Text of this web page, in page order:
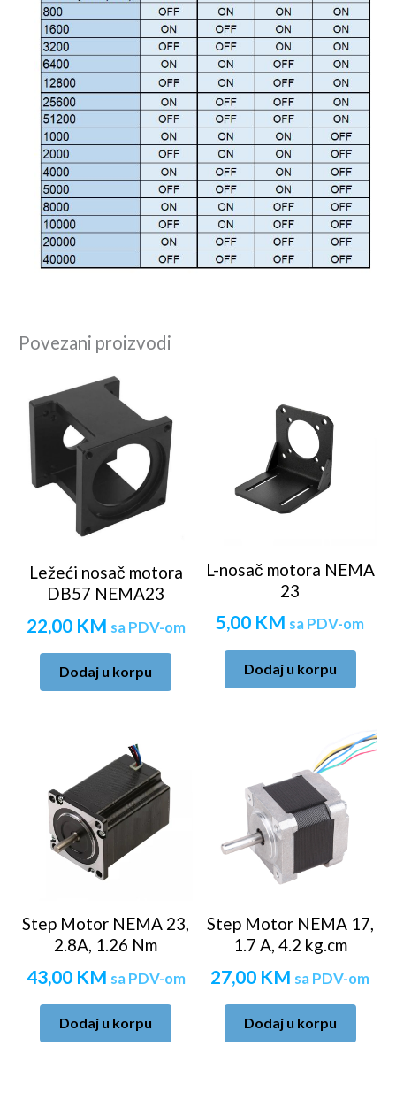
Povezani proizvodi
Ležeći nosač motora
DB57 NEMA23
22,00 KM sa PDV-om
Dodaj u korpu
L-nosač motora NEMA
23
5,00 KM sa PDV-om
Dodaj u korpu
Step Motor NEMA 23,
2.8A, 1.26 Nm
43,00 KM sa PDV-om
Dodaj u korpu
Step Motor NEMA 17,
1.7 A, 4.2 kg.cm
27,00 KM sa PDV-om
Dodaj u korpu